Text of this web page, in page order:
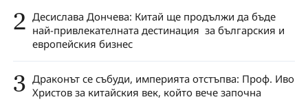
2 Десислава Дончева: Китай ще продължи да бъде
най-привлекателната дестинация за българския и
европейския бизнес
3 Драконът се събуди, империята отстъпва: Проф. Иво
Христов за китайския век, който вече започна